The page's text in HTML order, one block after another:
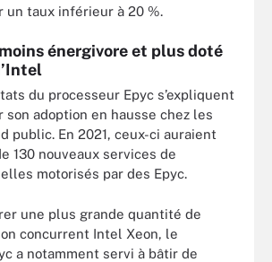
un taux inférieur à 20 %.
énergivore et plus doté
du processeur Epyc s’expliquent
son adoption en hausse chez les
public. En 2021, ceux-ci auraient
130 nouveaux services de
motorisés par des Epyc.
une plus grande quantité de
concurrent Intel Xeon, le
a notamment servi à bâtir de